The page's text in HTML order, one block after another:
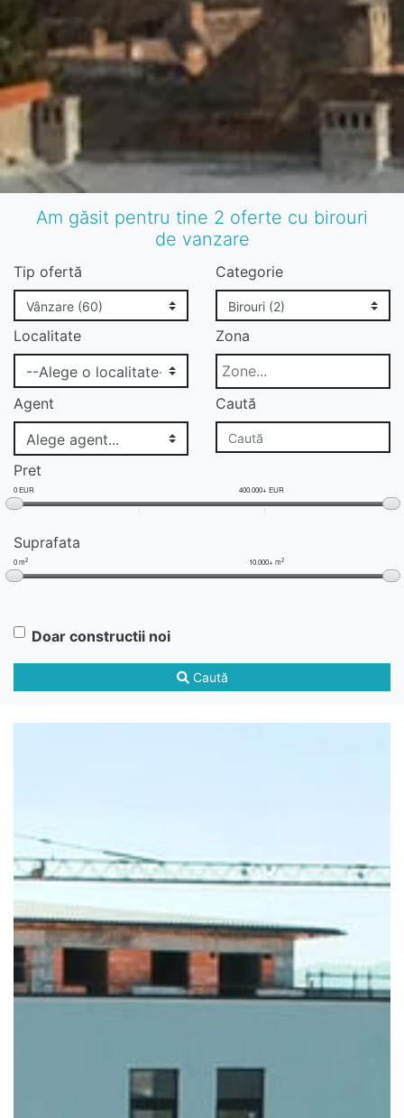
Am găsit pentru tine 2 oferte cu birouri
de vanzare
Tip ofertă Categorie
Localitate Zona
Agent Caută
Pret
0 EUR 400.000+ EUR
Suprafata
0 m2 10.000+ m2
Doar constructii noi
Caută